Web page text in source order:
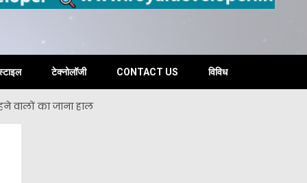
टेक्नोलॉजी CONTACT US विविध
वालों का जाना हाल